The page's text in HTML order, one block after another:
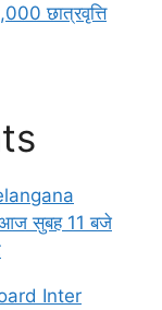
छात्रवृत्ति
सुबह 11 बजे
Inter